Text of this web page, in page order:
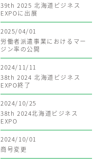
39th 2025 北海道ビジネス
EXPOに出展
2025/04/01
労働者派遣事業におけるマー
ジン率の公開
2024/11/11
38th 2024 北海道ビジネス
EXPO終了
2024/10/25
38th 2024北海道ビジネス
EXPO
2024/10/01
商号変更